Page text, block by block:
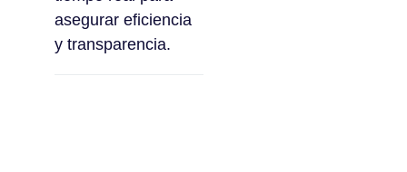
asegurar eficiencia
y transparencia.